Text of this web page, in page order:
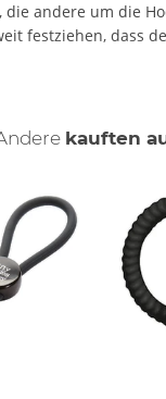
die andere um die
festziehen, dass
die Schlaufe per
an der Penis-
Cock & Ball
und deinen
verschiebbaren
du den
die Intensität des
der Verwendung
Loop achten?
Hoden-Schlaufe
kauften